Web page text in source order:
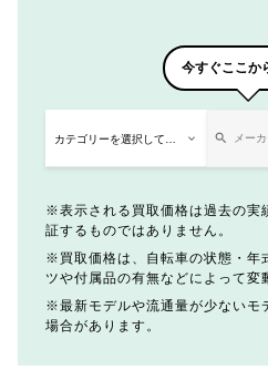
今すぐここか
表示される買取価格は過去の実
証するものではありません。
買取価格は、自転車の状態・年
ツや付属品の有無などによって変
最新モデルや流通量が少ないモ
場合があります。